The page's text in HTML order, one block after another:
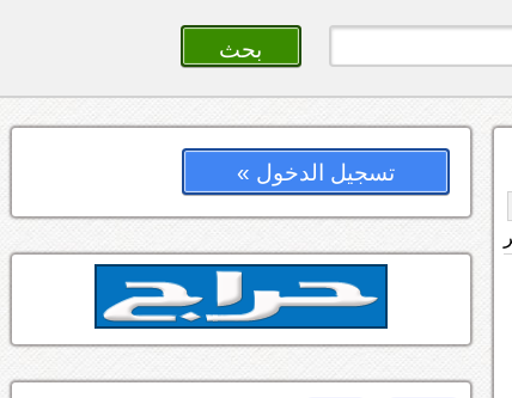
تسجيل الدخول »